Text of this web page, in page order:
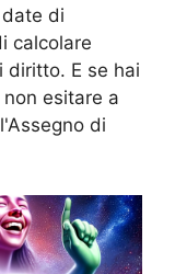
di
calcolare
diritto. E se hai
esitare a
di